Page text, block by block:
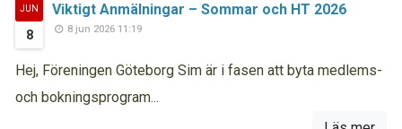
JUN
8
Viktigt Anmälningar – Sommar och HT 2026
8 jun 2026 11:19
Hej, Föreningen Göteborg Sim är i fasen att byta medlems-
och bokningsprogram...